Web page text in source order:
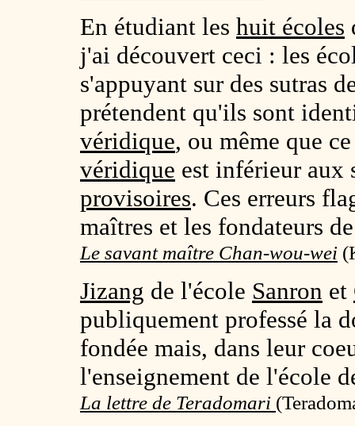
En étudiant les huit écoles
j'ai découvert ceci : les
s'appuyant sur des sutras
prétendent qu'ils sont
véridique, ou même que
véridique est inférieur aux
provisoires. Ces erreurs
maîtres et les fondateurs
Le savant maître Chan-wou-wei
Jizang de l'école Sanron et
publiquement professé la
fondée mais, dans leur
l'enseignement de l'école
La lettre de Teradomari (